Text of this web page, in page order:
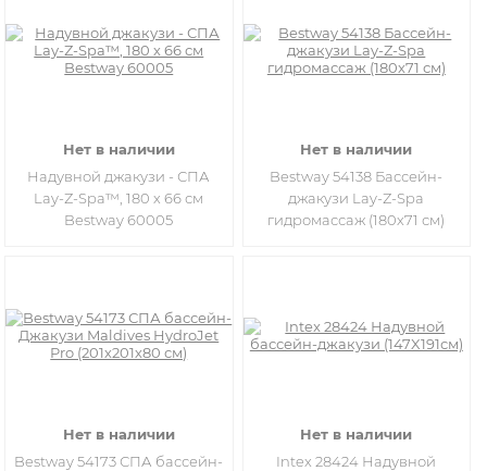
Нет в наличии
Надувной джакузи - СПА
Lay-Z-Spa™, 180 х 66 см
Bestway 60005
Нет в наличии
Bestway 54138 Бассейн-
джакузи Lay-Z-Spa
гидромассаж (180х71 см)
Нет в наличии
Bestway 54173 СПА бассейн-
Нет в наличии
Intex 28424 Надувной